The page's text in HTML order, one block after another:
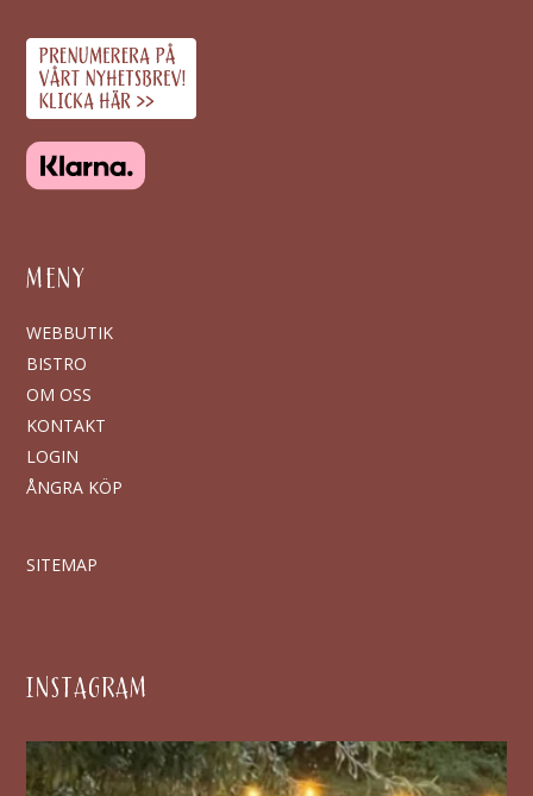
MENY
WEBBUTIK
BISTRO
OM OSS
KONTAKT
LOGIN
ÅNGRA KÖP
SITEMAP
INSTAGRAM